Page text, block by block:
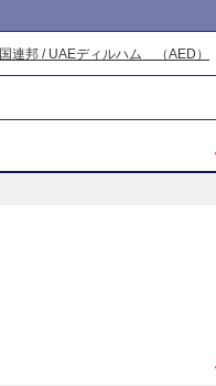
連邦 / UAEディルハム （AED）